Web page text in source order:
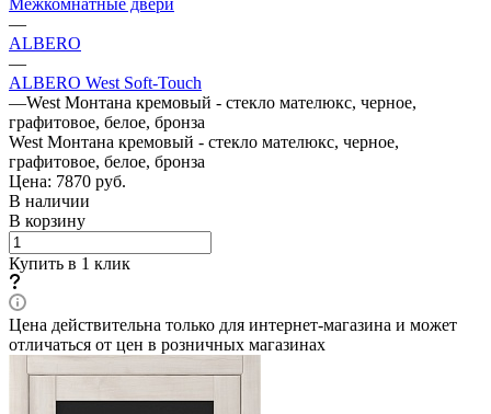
Межкомнатные двери
—
ALBERO
—
ALBERO West Soft-Touch
—West Монтана кремовый - стекло мателюкс, черное,
графитовое, белое, бронза
West Монтана кремовый - стекло мателюкс, черное,
графитовое, белое, бронза
Цена: 7870 руб.
В наличии
В корзину
Купить в 1 клик
Цена действительна только для интернет-магазина и может
отличаться от цен в розничных магазинах